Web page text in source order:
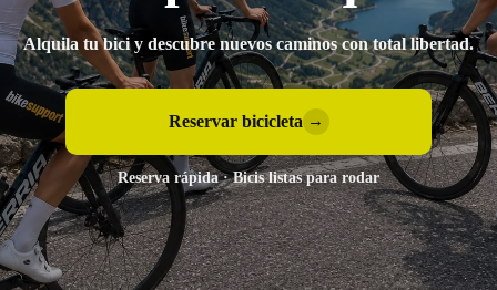
Alquila tu bici y descubre nuevos caminos con total libertad.
Reservar bicicleta →
Reserva rápida · Bicis listas para rodar